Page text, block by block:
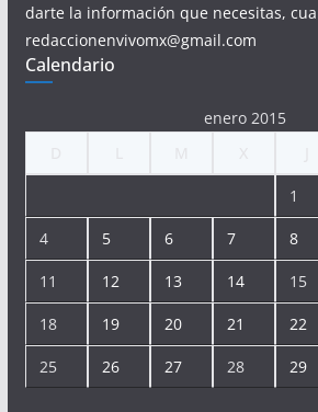
darte la información que necesitas,
redaccionenvivomx@gmail.com
Calendario
enero 2015
1
4 5 6 7 8
11 12 13 14 15
18 19 20 21 22
25 26 27 28 29